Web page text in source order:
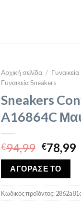
Αρχική σελίδα / Γυναικεία
Γυναικεία Sneakers
Sneakers
A16864C
€94,99 Original
price
was:
€94,99.
€78,99Η
ΑΓΟΡΑΣΕ ΤΟ
Κωδικός προϊόντος: